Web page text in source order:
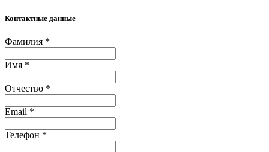
Контактные данные
Фамилия *
Имя *
Отчество *
Email *
Телефон *